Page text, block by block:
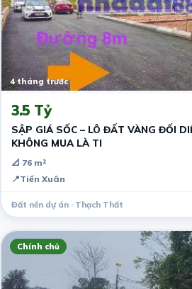
4 tháng trước
3.5 Tỷ
SẬP GIÁ SỐC – LÔ ĐẤT VÀNG ĐỐI
KHÔNG MUA LÀ TI
📐 76 m²
📍Tiến Xuân
Đất nền dự án · Thạch Thất
Chính chủ